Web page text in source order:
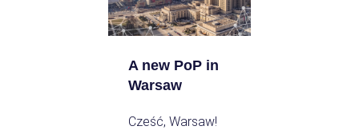
A new PoP in
Warsaw
Cześć, Warsaw!